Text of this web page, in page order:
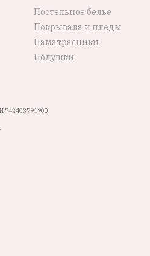
742403791900
Постельное белье
Покрывала и пледы
Наматрасники
Подушки